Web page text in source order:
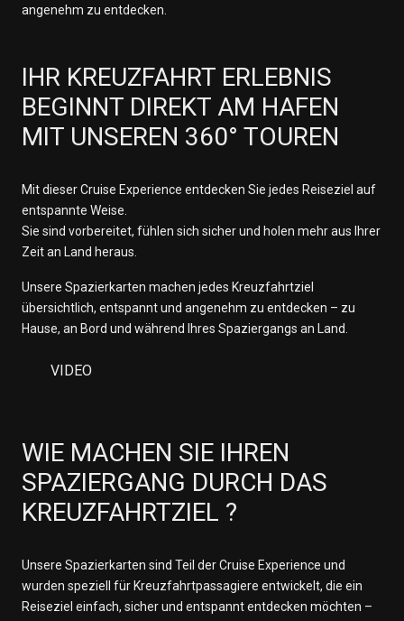
angenehm zu entdecken.
IHR KREUZFAHRT ERLEBNIS
BEGINNT DIREKT AM HAFEN
MIT UNSEREN 360° TOUREN
Mit dieser Cruise Experience entdecken Sie jedes Reiseziel auf
entspannte Weise.
Sie sind vorbereitet, fühlen sich sicher und holen mehr aus Ihrer
Zeit an Land heraus.
Unsere Spazierkarten machen jedes Kreuzfahrtziel
übersichtlich, entspannt und angenehm zu entdecken – zu
Hause, an Bord und während Ihres Spaziergangs an Land.
VIDEO
WIE MACHEN SIE IHREN
SPAZIERGANG DURCH DAS
KREUZFAHRTZIEL ?
Unsere Spazierkarten sind Teil der Cruise Experience und
wurden speziell für Kreuzfahrtpassagiere entwickelt, die ein
Reiseziel einfach, sicher und entspannt entdecken möchten –